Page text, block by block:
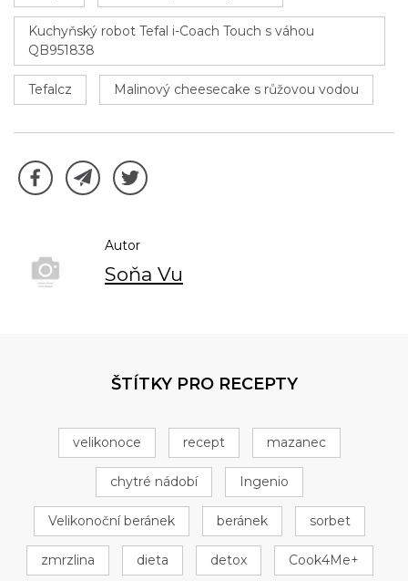
Kuchyňský robot Tefal i-Coach Touch s váhou
QB951838
Tefalcz Malinový cheesecake s růžovou vodou
Autor
Soňa Vu
ŠTÍTKY PRO RECEPTY
velikonoce recept mazanec
chytré nádobí Ingenio
Velikonoční beránek beránek sorbet
zmrzlina dieta detox Cook4Me+